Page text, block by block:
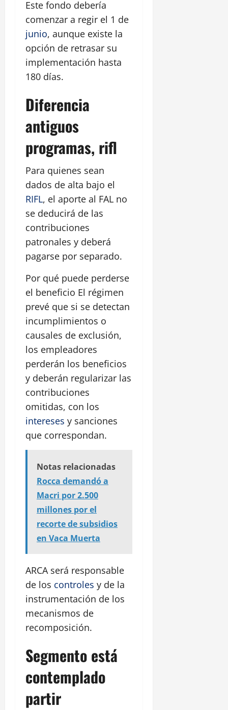
Este fondo debería
comenzar a regir el 1 de
junio, aunque existe la
opción de retrasar su
implementación hasta
180 días.
Diferencia
antiguos
programas, rifl
Para quienes sean
dados de alta bajo el
RIFL, el aporte al FAL no
se deducirá de las
contribuciones
patronales y deberá
pagarse por separado.
Por qué puede perderse
el beneficio El régimen
prevé que si se detectan
incumplimientos o
causales de exclusión,
los empleadores
perderán los beneficios
y deberán regularizar las
contribuciones
omitidas, con los
intereses y sanciones
que correspondan.
Notas relacionadas
Rocca demandó a
Macri por 2.500
millones por el
recorte de subsidios
en Vaca Muerta
ARCA será responsable
de los controles y de la
instrumentación de los
mecanismos de
recomposición.
Segmento está
contemplado
partir